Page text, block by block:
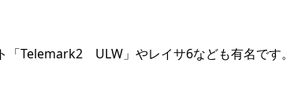
「Telemark2 ULW」やレイサ6なども有名です。